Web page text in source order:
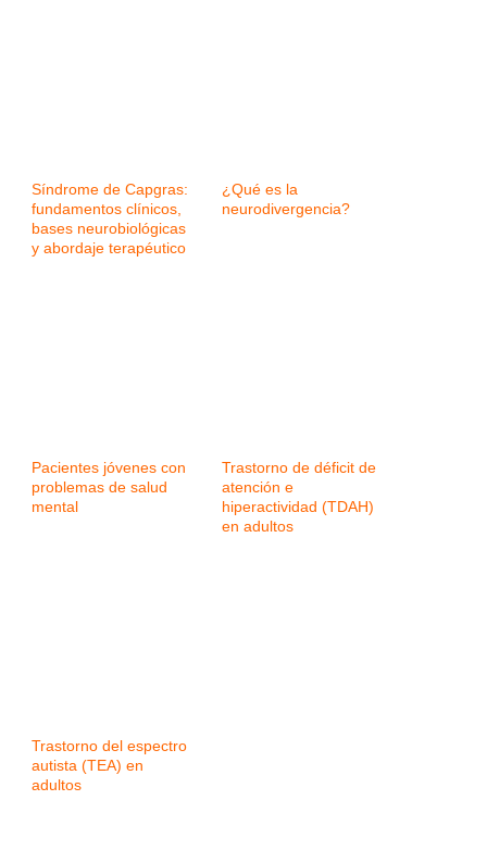
Síndrome de Capgras:
fundamentos clínicos,
bases neurobiológicas
y abordaje terapéutico
¿Qué es la
neurodivergencia?
Pacientes jóvenes con
problemas de salud
mental
Trastorno de déficit de
atención e
hiperactividad (TDAH)
en adultos
Trastorno del espectro
autista (TEA) en
adultos